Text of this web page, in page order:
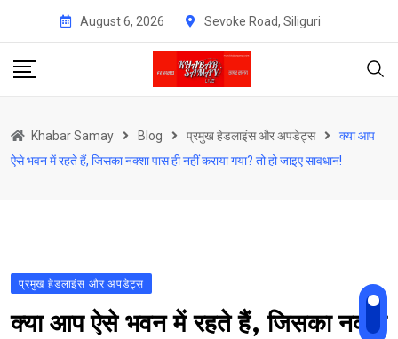
content
August 6, 2026 Sevoke Road, Siliguri
Khabar Samay Blog प्रमुख हेडलाइंस और अपडेट्स
क्या आप
ऐसे भवन में रहते हैं, जिसका नक्शा पास ही नहीं कराया गया? तो हो जाइए सावधान!
प्रमुख हेडलाइंस और अपडेट्स
क्या आप ऐसे भवन में रहते हैं, जिसका नक्शा